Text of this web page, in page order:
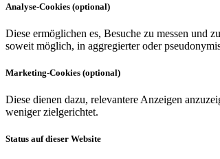
Analyse-Cookies (optional)
Diese ermöglichen es, Besuche zu messen und
soweit möglich, in aggregierter oder
Marketing-Cookies (optional)
Diese dienen dazu, relevantere Anzeigen
weniger zielgerichtet.
Status auf dieser Website